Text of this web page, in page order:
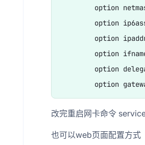
option
option
option
option
option
改完重启网卡命令
也可以web页面配置方式